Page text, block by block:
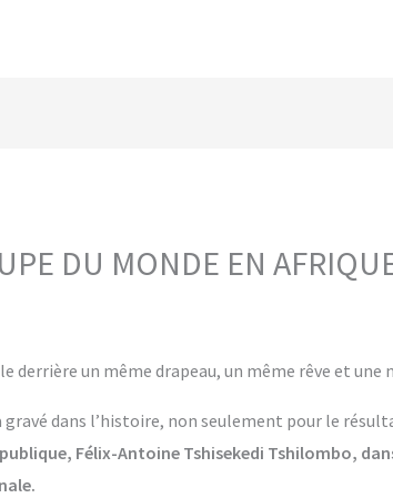
DU MONDE EN
un même drapeau, un même rêve et une
dans l’histoire, non seulement pour le
Félix-Antoine Tshisekedi Tshilombo,